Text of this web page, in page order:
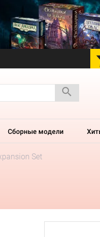
Сборные модели
Set